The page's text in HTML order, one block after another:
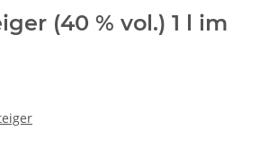
(40 % vol.) 1 l im